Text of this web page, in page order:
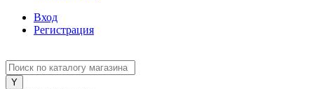
Вход
Регистрация